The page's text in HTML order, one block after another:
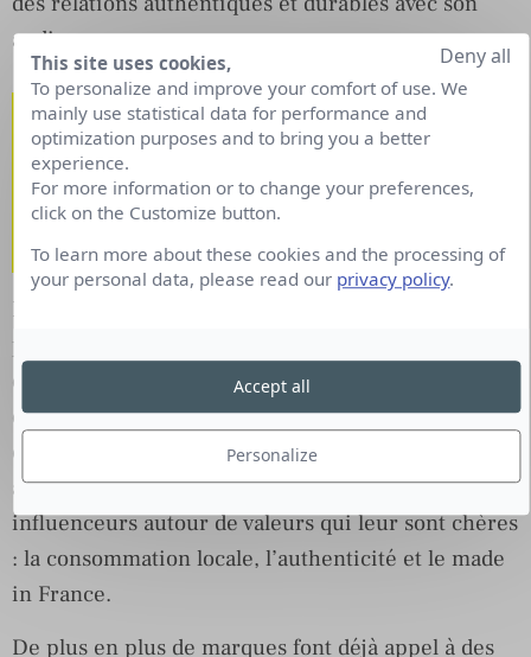
audience.
En effet, la sincérité reste et
restera le fil conducteur
pour engager une
communauté.
FlipNpik, notre réseau social collaboratif, a fait ses
preuves dans ce domaine. Avec une communauté
de plus de 160 ambassadeurs, FlipNpik a déniché
des influenceurs traditionnels et les a transformés
en utilisateurs actifs sur sa plateforme. Comment
avons-nous pu faire cela ? En engageant les
influenceurs autour de valeurs qui leur sont chères
: la consommation locale, l’authenticité et le made
in France.
De plus en plus de marques font déjà appel à des
This site uses cookies,
To personalize and improve your comfort of use. We
mainly use statistical data for performance and
optimization purposes and to bring you a better
experience.
For more information or to change your preferences,
click on the Customize button.
To learn more about these cookies and the processing of
your personal data, please read our privacy policy.
Personalize
Deny all
Accept all